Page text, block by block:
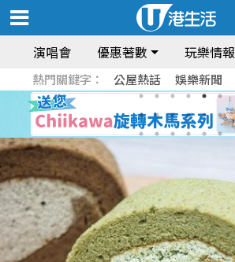
演唱會 優惠著數 玩樂情報
熱門關鍵字： 公屋熱話 娛樂新聞